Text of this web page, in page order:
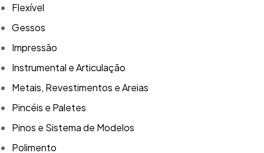
Flexível
Gessos
Impressão
Instrumental e Articulação
Metais, Revestimentos e Areias
Pincéis e Paletes
Pinos e Sistema de Modelos
Polimento